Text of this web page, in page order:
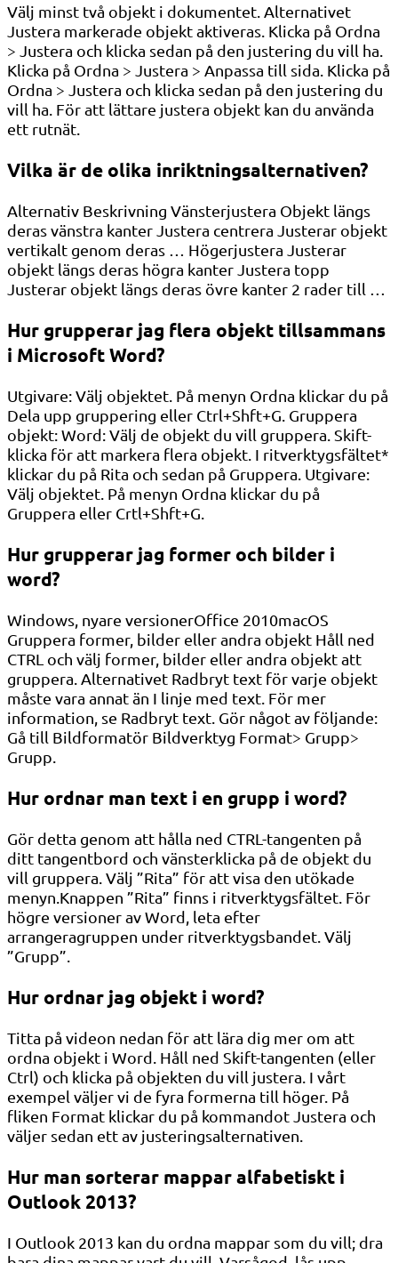
Välj minst två objekt i dokumentet. Alternativet
Justera markerade objekt aktiveras. Klicka på Ordna
> Justera och klicka sedan på den justering du vill ha.
Klicka på Ordna > Justera > Anpassa till sida. Klicka på
Ordna > Justera och klicka sedan på den justering du
vill ha. För att lättare justera objekt kan du använda
ett rutnät.
Vilka är de olika inriktningsalternativen?
Alternativ Beskrivning Vänsterjustera Objekt längs
deras vänstra kanter Justera centrera Justerar objekt
vertikalt genom deras … Högerjustera Justerar
objekt längs deras högra kanter Justera topp
Justerar objekt längs deras övre kanter 2 rader till …
Hur grupperar jag flera objekt tillsammans
i Microsoft Word?
Utgivare: Välj objektet. På menyn Ordna klickar du på
Dela upp gruppering eller Ctrl+Shft+G. Gruppera
objekt: Word: Välj de objekt du vill gruppera. Skift-
klicka för att markera flera objekt. I ritverktygsfältet*
klickar du på Rita och sedan på Gruppera. Utgivare:
Välj objektet. På menyn Ordna klickar du på
Gruppera eller Crtl+Shft+G.
Hur grupperar jag former och bilder i
word?
Windows, nyare versionerOffice 2010macOS
Gruppera former, bilder eller andra objekt Håll ned
CTRL och välj former, bilder eller andra objekt att
gruppera. Alternativet Radbryt text för varje objekt
måste vara annat än I linje med text. För mer
information, se Radbryt text. Gör något av följande:
Gå till Bildformatör Bildverktyg Format> Grupp>
Grupp.
Hur ordnar man text i en grupp i word?
Gör detta genom att hålla ned CTRL-tangenten på
ditt tangentbord och vänsterklicka på de objekt du
vill gruppera. Välj ”Rita” för att visa den utökade
menyn.Knappen ”Rita” finns i ritverktygsfältet. För
högre versioner av Word, leta efter
arrangeragruppen under ritverktygsbandet. Välj
”Grupp”.
Hur ordnar jag objekt i word?
Titta på videon nedan för att lära dig mer om att
ordna objekt i Word. Håll ned Skift-tangenten (eller
Ctrl) och klicka på objekten du vill justera. I vårt
exempel väljer vi de fyra formerna till höger. På
fliken Format klickar du på kommandot Justera och
väljer sedan ett av justeringsalternativen.
Hur man sorterar mappar alfabetiskt i
Outlook 2013?
I Outlook 2013 kan du ordna mappar som du vill; dra